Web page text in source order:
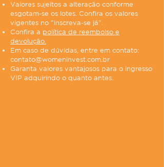
Valores sujeitos a alteração conforme
esgotam-se os lotes. Confira os valores
vigentes no "inscreva-se já".
Confira a política de reembolso e
devolução.
Em caso de dúvidas, entre em contato:
contato@womeninvest.com.br
Garanta valores vantajosos para o ingresso
VIP adquirindo o quanto antes.